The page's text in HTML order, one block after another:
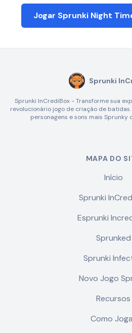
Jogar Sprunki Night
Sprunki
Sprunki InCrediBox - Transforme sua
revolucionário jogo de criação de
personagens e sons mais Sprunky
MAPA DO
Início
Sprunki
Esprunki
Sprunked
Sprunki
Novo Jogo
Recursos
Como